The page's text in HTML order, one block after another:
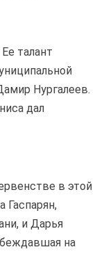
талант
Нургалеев.
дал
в этой
Гаспарян,
и Дарья
на